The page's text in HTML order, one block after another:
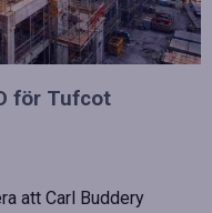
för Tufcot
att Carl Buddery